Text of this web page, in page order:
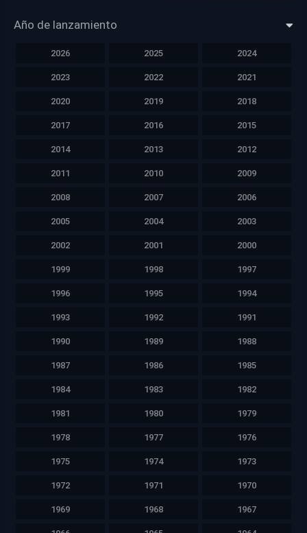
Año de lanzamiento
2026 2025 2024
2023 2022 2021
2020 2019 2018
2017 2016 2015
2014 2013 2012
2011 2010 2009
2008 2007 2006
2005 2004 2003
2002 2001 2000
1999 1998 1997
1996 1995 1994
1993 1992 1991
1990 1989 1988
1987 1986 1985
1984 1983 1982
1981 1980 1979
1978 1977 1976
1975 1974 1973
1972 1971 1970
1969 1968 1967